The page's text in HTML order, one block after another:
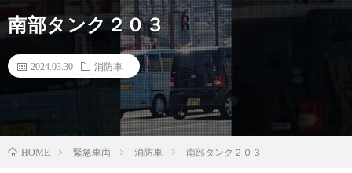
南部タンク２０３
2024.03.30 消防車
HOME 緊急車両 消防車 南部タンク２０３